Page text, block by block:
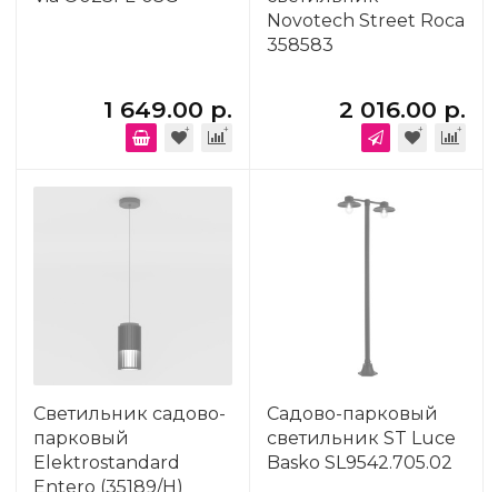
1 649.00 р.
Novotech Street Roca
358583
2 016.00 р.
Светильник садово-
парковый
Elektrostandard
Entero (35189/H)
Садово-парковый
светильник ST Luce
Basko SL9542.705.02